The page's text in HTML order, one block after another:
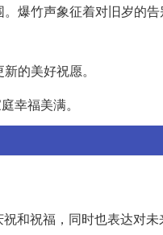
爆竹声象征着对旧岁的
的美好祝愿。
幸福美满。
和祝福，同时也表达对未